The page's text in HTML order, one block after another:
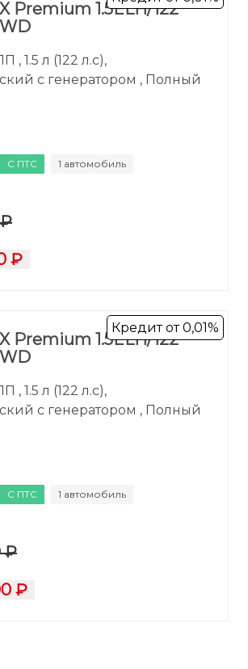
Premium 1.5ELH/122
, 1.5 л (122 л.с),
с генератором , Полный
С ПТС 1 автомобиль
₽
Кредит от 0,01%
Premium 1.5ELH/122
, 1.5 л (122 л.с),
с генератором , Полный
С ПТС 1 автомобиль
₽
₽